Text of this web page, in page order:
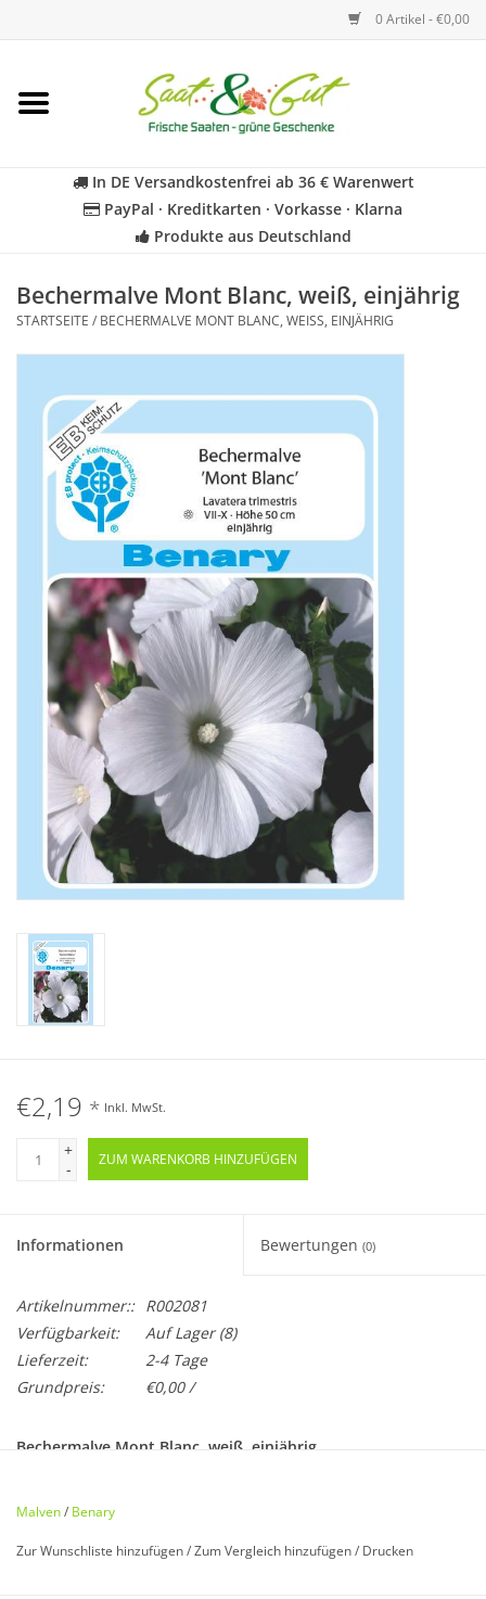
0 Artikel - €0,00
Startseite
Kräuter
Für Kinder
Geschenkideen
Katalog
In DE Versandkostenfrei ab 36 € Warenwert
PayPal · Kreditkarten · Vorkasse · Klarna
Produkte aus Deutschland
Bechermalve Mont Blanc, weiß, einjährig
STARTSEITE / BECHERMALVE MONT BLANC, WEISS, EINJÄHRIG
€2,19 * Inkl. MwSt.
+
-
ZUM WARENKORB HINZUFÜGEN
Informationen Bewertungen (0)
Artikelnummer:: R002081
Verfügbarkeit:
Auf Lager(8)
Lieferzeit:
2-4 Tage
Grundpreis:
€0,00 /
Bechermalve Mont Blanc, weiß, einjährig
Malven/ Benary
Zur Wunschliste hinzufügen/Zum Vergleich hinzufügen/ Drucken